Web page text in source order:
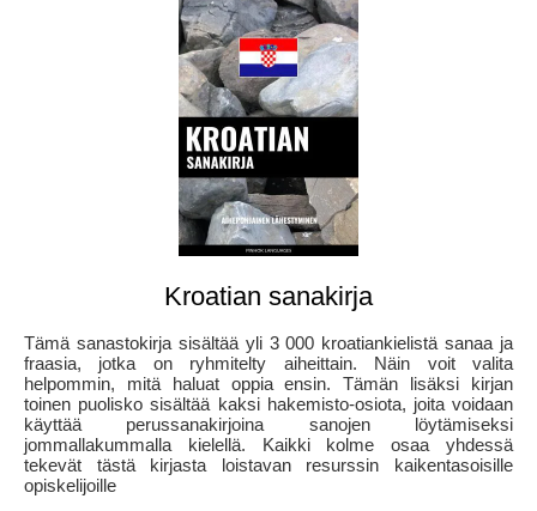
Kroatian sanakirja
Tämä sanastokirja sisältää yli 3 000 kroatiankielistä sanaa ja
fraasia, jotka on ryhmitelty aiheittain. Näin voit valita
helpommin, mitä haluat oppia ensin. Tämän lisäksi kirjan
toinen puolisko sisältää kaksi hakemisto-osiota, joita voidaan
käyttää perussanakirjoina sanojen löytämiseksi
jommallakummalla kielellä. Kaikki kolme osaa yhdessä
tekevät tästä kirjasta loistavan resurssin kaikentasoisille
opiskelijoille